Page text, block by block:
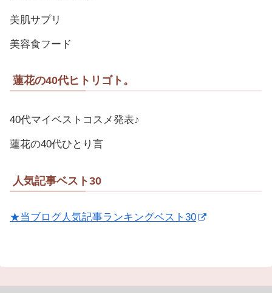
美肌サプリ
美容食フード
蓮花の40代ヒトリゴト。
40代マイベストコスメ発表♪
蓮花の40代ひとり言
人気記事ベスト30
★当ブログ人気記事ランキングベスト30